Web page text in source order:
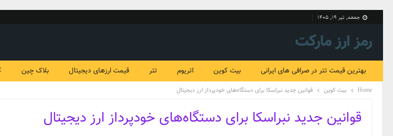
جمعه, تیر ۱۹, ۱۴۰۵
رمز ارز مارکت
بهترین قیمت تتر در صرافی های ایرانی بیت کوین اتریوم تتر قیمت ارزهای دیجیتال بلاک چین
Home بیت کوین قوانین جدید نبراسکا برای دستگاه‌های خودپرداز ارز دیجیتال
قوانین جدید نبراسکا برای دستگاه‌های خودپرداز ارز دیجیتال